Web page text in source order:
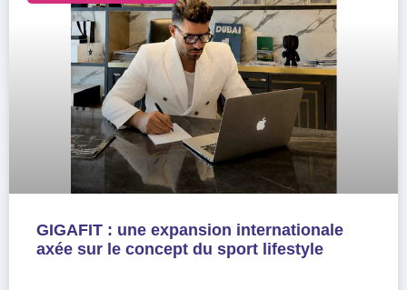
GIGAFIT : une expansion internationale
axée sur le concept du sport lifestyle